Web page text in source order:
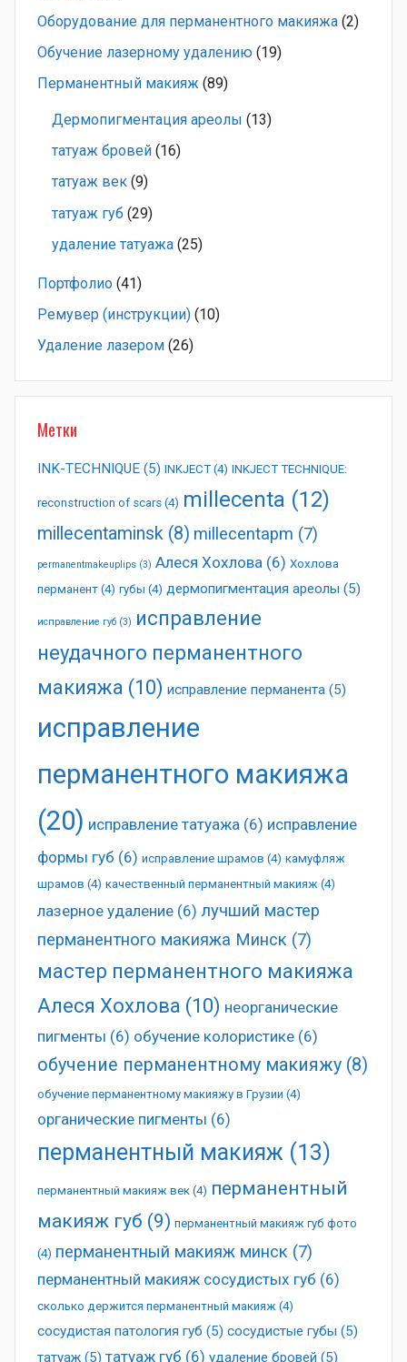
Оборудование для перманентного макияжа (2)
Обучение лазерному удалению (19)
Перманентный макияж (89)
Дермопигментация ареолы (13)
татуаж бровей (16)
татуаж век (9)
татуаж губ (29)
удаление татуажа (25)
Портфолио (41)
Ремувер (инструкции) (10)
Удаление лазером (26)
Метки
INK-TECHNIQUE (5) INKJECT (4) INKJECT TECHNIQUE:
reconstruction of scars (4) millecenta (12)
millecentaminsk (8) millecentapm (7)
permanentmakeuplips (3) Алеся Хохлова (6) Хохлова
перманент (4) губы (4) дермопигментация ареолы (5)
исправление губ (3) исправление
неудачного перманентного
макияжа (10) исправление перманента (5)
исправление
перманентного макияжа
(20) исправление татуажа (6) исправление
формы губ (6) исправление шрамов (4) камуфляж
шрамов (4) качественный перманентный макияж (4)
лазерное удаление (6) лучший мастер
перманентного макияжа Минск (7)
мастер перманентного макияжа
Алеся Хохлова (10) неорганические
пигменты (6) обучение колористике (6)
обучение перманентному макияжу (8)
обучение перманентному макияжу в Грузии (4)
органические пигменты (6)
перманентный макияж (13)
перманентный макияж век (4) перманентный
макияж губ (9) перманентный макияж губ фото
(4) перманентный макияж минск (7)
перманентный макияж сосудистых губ (6)
сколько держится перманентный макияж (4)
сосудистая патология губ (5) сосудистые губы (5)
татуаж (5) татуаж губ (6) удаление бровей (5)